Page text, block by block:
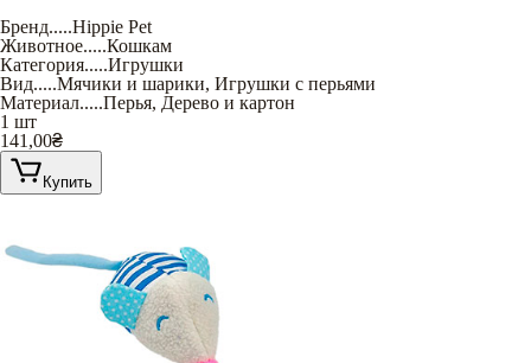
Бренд.....Hippie Pet
Животное.....Кошкам
Категория.....Игрушки
Вид.....Мячики и шарики, Игрушки с перьями
Материал.....Перья, Дерево и картон
1 шт
141,00₴
Купить